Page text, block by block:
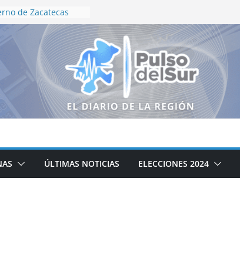
de Zacatecas
de conformación
especialistas trazan
para el campo
de Zacatecas
de personas
en
HACIA UN
DE SALUD: ULISESÚLTIMAS NOTICIAS ELECCIONES 2024